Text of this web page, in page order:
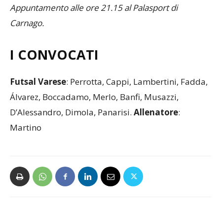
Appuntamento alle ore 21.15 al Palasport di
I CONVOCATI
Futsal Varese: Perrotta, Cappi, Lambertini, Fadda,
Álvarez, Boccadamo, Merlo, Banfi, Musazzi,
D’Alessandro, Dimola, Panarisi.